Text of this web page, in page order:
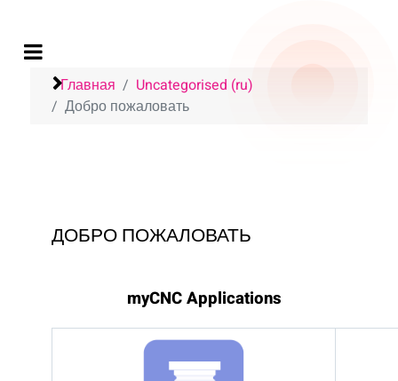
Главная
Uncategorised (ru)
Добро пожаловать
ДОБРО ПОЖАЛОВАТЬ
myCNC Applications